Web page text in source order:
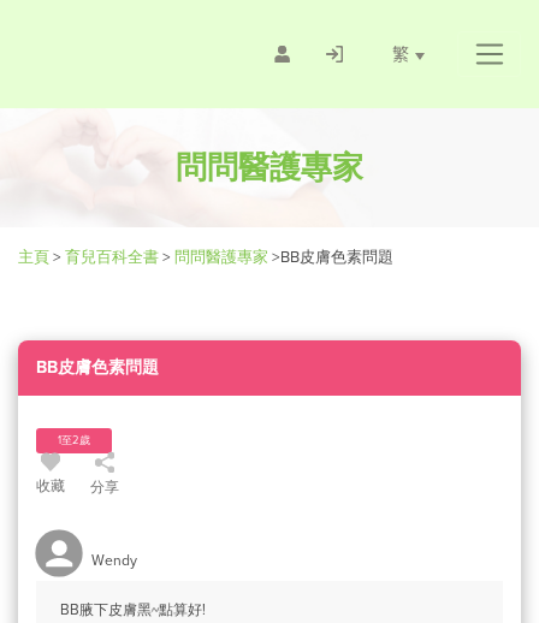
繁
問問醫護專家
主頁> 育兒百科全書> 問問醫護專家 >BB皮膚色素問題
BB皮膚色素問題
1至2歲
收藏 分享
Wendy
BB腋下皮膚黑~點算好!